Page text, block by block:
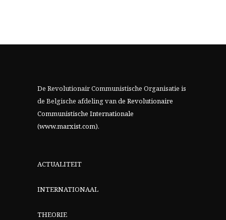
De Revolutionair Communistische Organisatie is
de Belgische afdeling vande Revolutionaire
Communistische Internationale
(www.marxist.com).
ACTUALITEIT
INTERNATIONAAL
THEORIE